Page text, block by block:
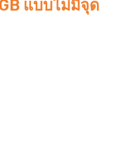
แบบไม่มีจุด